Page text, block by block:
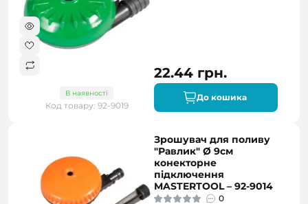
В наявності
Код товару: 92-9019
22.44 грн.
До кошика
Зрошувач для поливу
"Равлик" Ø 9см
конекторне
підключення
MASTERTOOL – 92-9014
0